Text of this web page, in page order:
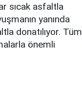
sıcak asfaltla
yanında
donatılıyor. Tüm
önemli